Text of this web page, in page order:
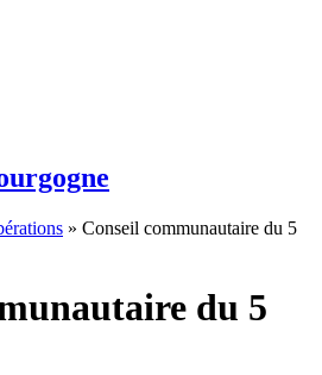
» Conseil communautaire du 5
du 5